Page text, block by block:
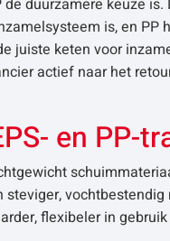
duurzamere keuze
is, en PP
juiste keten voor
actief naar het
en PP-
flexibeler in